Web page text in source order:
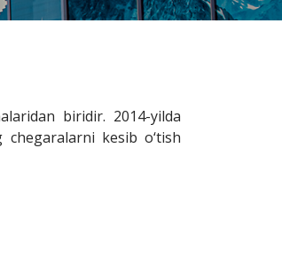
biridir. 2014-yilda
kesib o‘tish